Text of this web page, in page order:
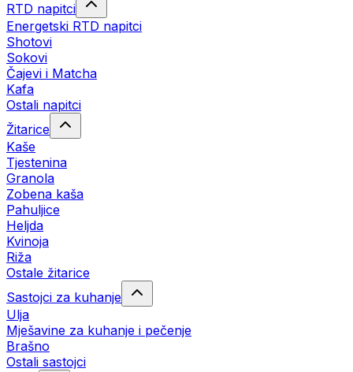
RTD napitci
Energetski RTD napitci
Shotovi
Sokovi
Čajevi i Matcha
Kafa
Ostali napitci
Žitarice
Kaše
Tjestenina
Granola
Zobena kaša
Pahuljice
Heljda
Kvinoja
Riža
Ostale žitarice
Sastojci za kuhanje
Ulja
Mješavine za kuhanje i pečenje
Brašno
Ostali sastojci